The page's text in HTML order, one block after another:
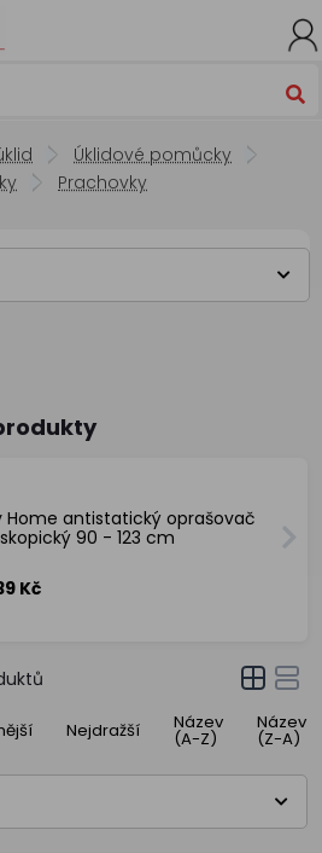
Úklidové pomůcky
Prachovky
Home antistatický oprašovač
90 - 123 cm
Kč
Nejdražší Název
(A-Z)
Název
(Z-A)